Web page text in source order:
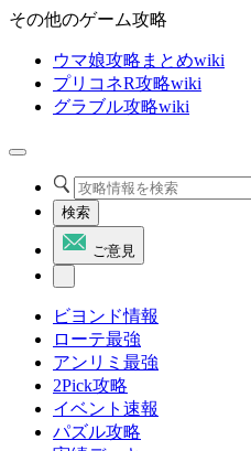
その他のゲーム攻略
ウマ娘攻略まとめwiki
プリコネR攻略wiki
グラブル攻略wiki
検索
ご意見
ビヨンド情報
ローテ最強
アンリミ最強
2Pick攻略
イベント速報
パズル攻略